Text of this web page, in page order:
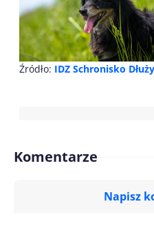
Źródło: IDZ Schronisko
Komentarze
Napisz